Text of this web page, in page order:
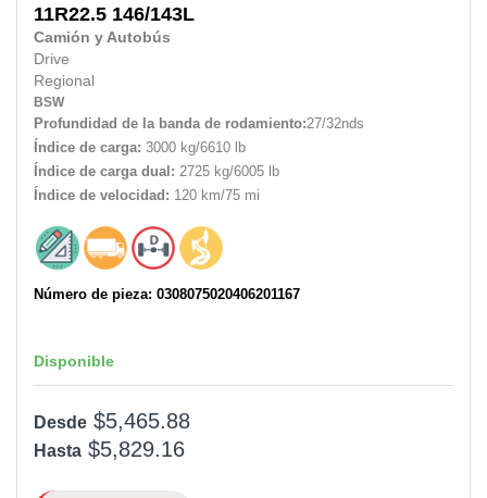
11R22.5 146/143L
Camión y Autobús
Drive
Regional
BSW
Profundidad de la banda de rodamiento:27/32nds
Índice de carga: 3000 kg/6610 lb
Índice de carga dual: 2725 kg/6005 lb
Índice de velocidad: 120 km/75 mi
Número de pieza: 0308075020406201167
Disponible
Desde $5,465.88
Hasta $5,829.16